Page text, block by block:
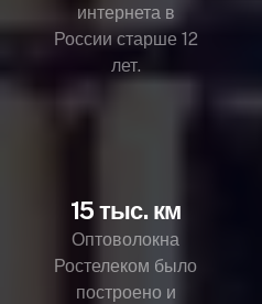
интернета в
России старше 12
лет.
15 тыс. км
Оптоволокна
Ростелеком было
построено и